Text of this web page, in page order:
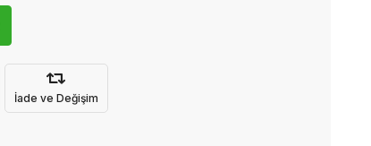
İade ve Değişim